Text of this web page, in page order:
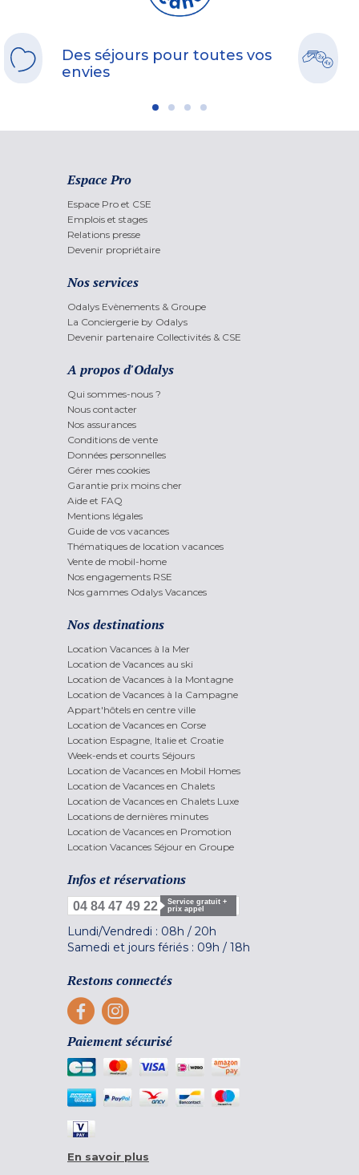
Des séjours pour toutes vos
envies
Espace Pro
Espace Pro et CSE
Emplois et stages
Relations presse
Devenir propriétaire
Nos services
Odalys Evènements & Groupe
La Conciergerie by Odalys
Devenir partenaire Collectivités & CSE
A propos d'Odalys
Qui sommes-nous ?
Nous contacter
Nos assurances
Conditions de vente
Données personnelles
Gérer mes cookies
Garantie prix moins cher
Aide et FAQ
Mentions légales
Guide de vos vacances
Thématiques de location vacances
Vente de mobil-home
Nos engagements RSE
Nos gammes Odalys Vacances
Nos destinations
Location Vacances à la Mer
Location de Vacances au ski
Location de Vacances à la Montagne
Location de Vacances à la Campagne
Appart'hôtels en centre ville
Location de Vacances en Corse
Location Espagne, Italie et Croatie
Week-ends et courts Séjours
Location de Vacances en Mobil Homes
Location de Vacances en Chalets
Location de Vacances en Chalets Luxe
Locations de dernières minutes
Location de Vacances en Promotion
Location Vacances Séjour en Groupe
Infos et réservations
04 84 47 49 22
Service gratuit +
prix appel
Lundi/Vendredi : 08h / 20h
Samedi et jours fériés : 09h / 18h
Restons connectés
Paiement sécurisé
En savoir plus